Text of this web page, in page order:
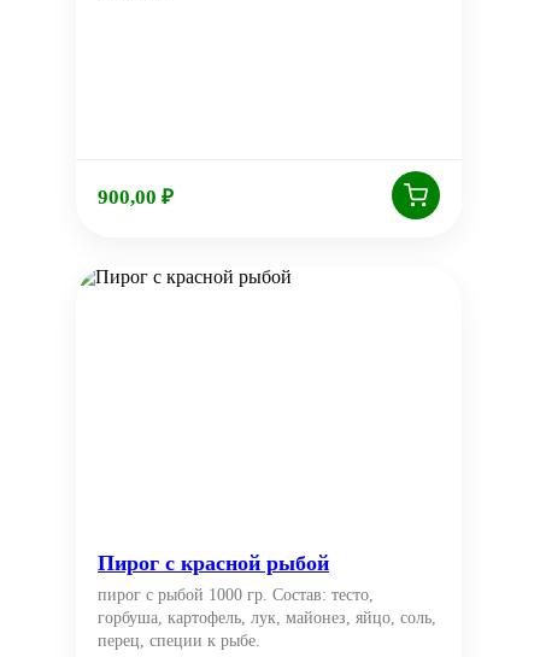
900,00 ₽
Пирог с красной рыбой
пирог с рыбой 1000 гр. Состав: тесто,
горбуша, картофель, лук, майонез, яйцо, соль,
перец, специи к рыбе.